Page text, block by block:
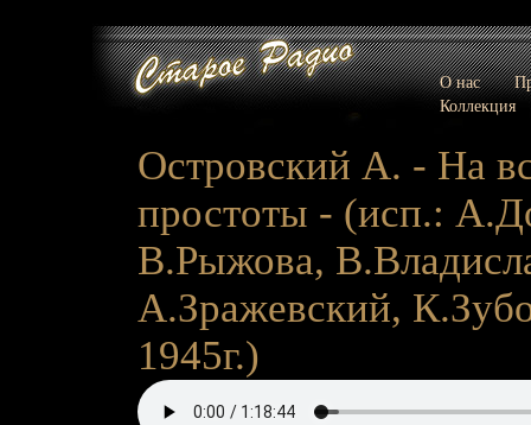
О нас
Коллекция
Островский А. - На
простоты - (исп.:
В.Рыжова,
А.Зражевский,
1945г.)